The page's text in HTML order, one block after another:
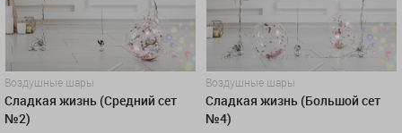
Воздушные шары
Сладкая жизнь (Средний сет
№2)
Воздушные шары
Сладкая жизнь (Большой сет
№4)